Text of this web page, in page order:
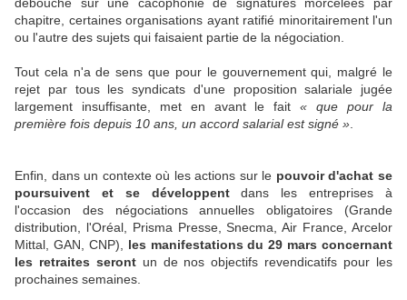
chapitre, certaines organisations ayant ratifié minoritairement l'un
ou l'autre des sujets qui faisaient partie de la négociation.
Tout cela n'a de sens que pour le gouvernement qui, malgré le
rejet par tous les syndicats d'une proposition salariale jugée
largement insuffisante, met en avant le fait« que pour la
première fois depuis 10 ans, un accord salarial est signé »
Enfin, dans un contexte où les actions sur le pouvoir d'achat se
poursuivent et se développentdans les entreprises à
l'occasion des négociations annuelles obligatoires (Grande
distribution, l'Oréal, Prisma Presse, Snecma, Air France, Arcelor
Mittal, GAN, CNP), les manifestations du 29 mars concernant
les retraites serontun de nos objectifs revendicatifs pour les
prochaines semaines.